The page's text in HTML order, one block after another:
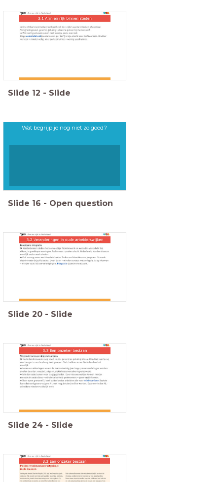
Slide 12 - Slide
Wat begrijp je nog niet zo goed?
Slide 16 - Open question
Slide 20 - Slide
Slide 24 - Slide